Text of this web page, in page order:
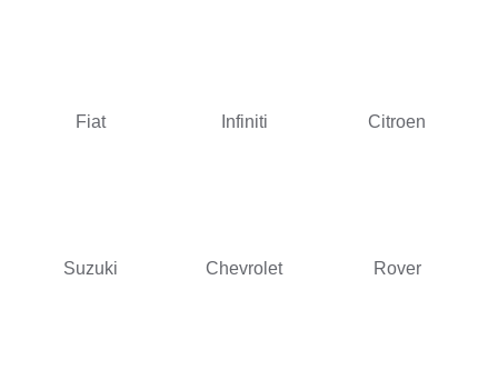
Fiat Infiniti Citroen
Suzuki Chevrolet Rover